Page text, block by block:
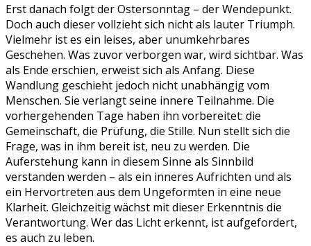
Erst danach folgt der Ostersonntag – der Wendepunkt.
Doch auch dieser vollzieht sich nicht als lauter Triumph.
Vielmehr ist es ein leises, aber unumkehrbares
Geschehen. Was zuvor verborgen war, wird sichtbar. Was
als Ende erschien, erweist sich als Anfang. Diese
Wandlung geschieht jedoch nicht unabhängig vom
Menschen. Sie verlangt seine innere Teilnahme. Die
vorhergehenden Tage haben ihn vorbereitet: die
Gemeinschaft, die Prüfung, die Stille. Nun stellt sich die
Frage, was in ihm bereit ist, neu zu werden. Die
Auferstehung kann in diesem Sinne als Sinnbild
verstanden werden – als ein inneres Aufrichten und als
ein Hervortreten aus dem Ungeformten in eine neue
Klarheit. Gleichzeitig wächst mit dieser Erkenntnis die
Verantwortung. Wer das Licht erkennt, ist aufgefordert,
es auch zu leben.